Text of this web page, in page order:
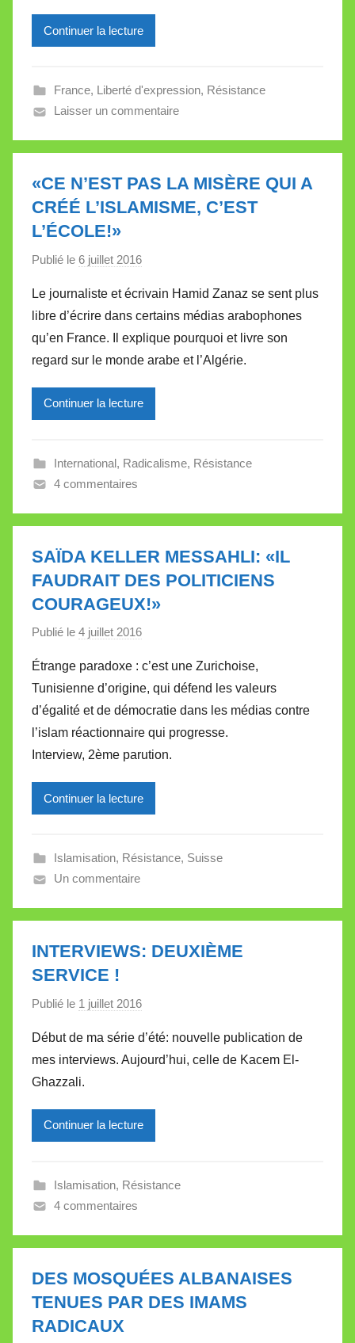
e
V
l
l
e
Continuer la lecture
France, Liberté d'expression, Résistance
Laisser un commentaire
«CE N’EST PAS LA MISÈRE QUI A
CRÉÉ L’ISLAMISME, C’EST
L’ÉCOLE!»
Publié le 6 juillet 2016
r
M
i
r
i
l
e
l
l
t
t
Le journaliste et écrivain Hamid Zanaz se sent plus
libre d’écrire dans certains médias arabophones
qu’en France. Il explique pourquoi et livre son
regard sur le monde arabe et l’Algérie.
Continuer la lecture
International, Radicalisme, Résistance
4 commentaires
SAÏDA KELLER MESSAHLI: «IL
FAUDRAIT DES POLITICIENS
COURAGEUX!»
Publié le 4 juillet 2016
r
M
i
r
e
l
l
V
l
t
Étrange paradoxe : c’est une Zurichoise,
Tunisienne d’origine, qui défend les valeurs
d’égalité et de démocratie dans les médias contre
l’islam réactionnaire qui progresse.
Interview, 2ème parution.
Continuer la lecture
Islamisation, Résistance, Suisse
Un commentaire
INTERVIEWS: DEUXIÈME
SERVICE !
Publié le 1 juillet 2016
r
M
r
e
l
a
l
e
Début de ma série d’été: nouvelle publication de
mes interviews. Aujourd’hui, celle de Kacem El-
Ghazzali.
Continuer la lecture
Islamisation, Résistance
4 commentaires
DES MOSQUÉES ALBANAISES
TENUES PAR DES IMAMS
RADICAUX